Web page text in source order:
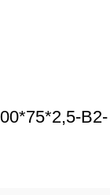
B2-